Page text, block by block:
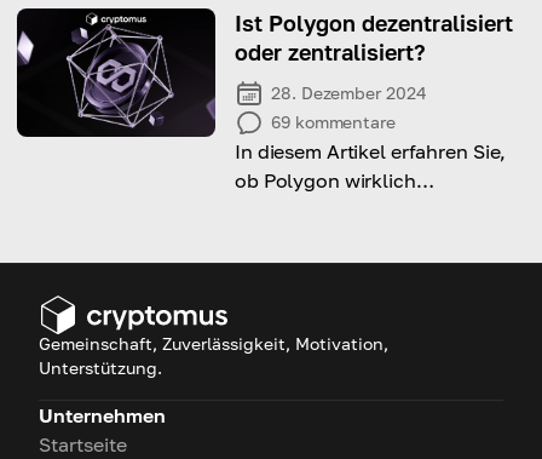
wie Sie dies schnell tun
können!
Ist Polygon dezentralisiert
oder zentralisiert?
28. Dezember 2024
69 kommentare
In diesem Artikel erfahren Sie,
ob Polygon wirklich
Gemeinschaft, Zuverlässigkeit, Motivation,
Unterstützung.
Unternehmen
Startseite